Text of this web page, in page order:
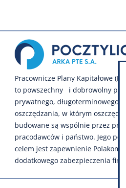
Pracownicze Plany Kapitałowe (PPK)
to powszechny i dobrowolny
prywatnego, długoterminowego
oszczędzania, w którym
budowane są wspólnie przez
pracodawców i państwo. Jego
celem jest zapewnienie Polakom
dodatkowego zabezpieczenia